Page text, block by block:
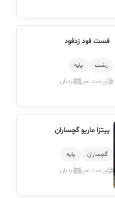
فست فود زدفود
رشت
پایه
پراخت امن
نردبان
پیتزا ماریو گچساران
گچساران
پایه
پراخت امن
نردبان